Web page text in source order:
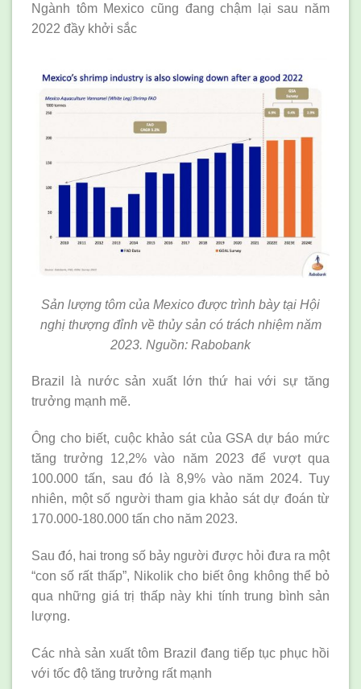
Ngành tôm Mexico cũng đang chậm lại sau năm
2022 đầy khởi sắc
Sản lượng tôm của Mexico được trình bày tại Hội
nghị thượng đỉnh về thủy sản có trách nhiệm năm
2023. Nguồn: Rabobank
Brazil là nước sản xuất lớn thứ hai với sự tăng
trưởng mạnh mẽ.
Ông cho biết, cuộc khảo sát của GSA dự báo mức
tăng trưởng 12,2% vào năm 2023 để vượt qua
100.000 tấn, sau đó là 8,9% vào năm 2024. Tuy
nhiên, một số người tham gia khảo sát dự đoán từ
170.000-180.000 tấn cho năm 2023.
Sau đó, hai trong số bảy người được hỏi đưa ra một
“con số rất thấp”, Nikolik cho biết ông không thể bỏ
qua những giá trị thấp này khi tính trung bình sản
lượng.
Các nhà sản xuất tôm Brazil đang tiếp tục phục hồi
với tốc độ tăng trưởng rất mạnh